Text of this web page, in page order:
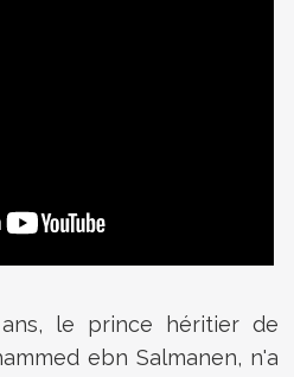
le prince héritier de
ebn Salmanen, n'a